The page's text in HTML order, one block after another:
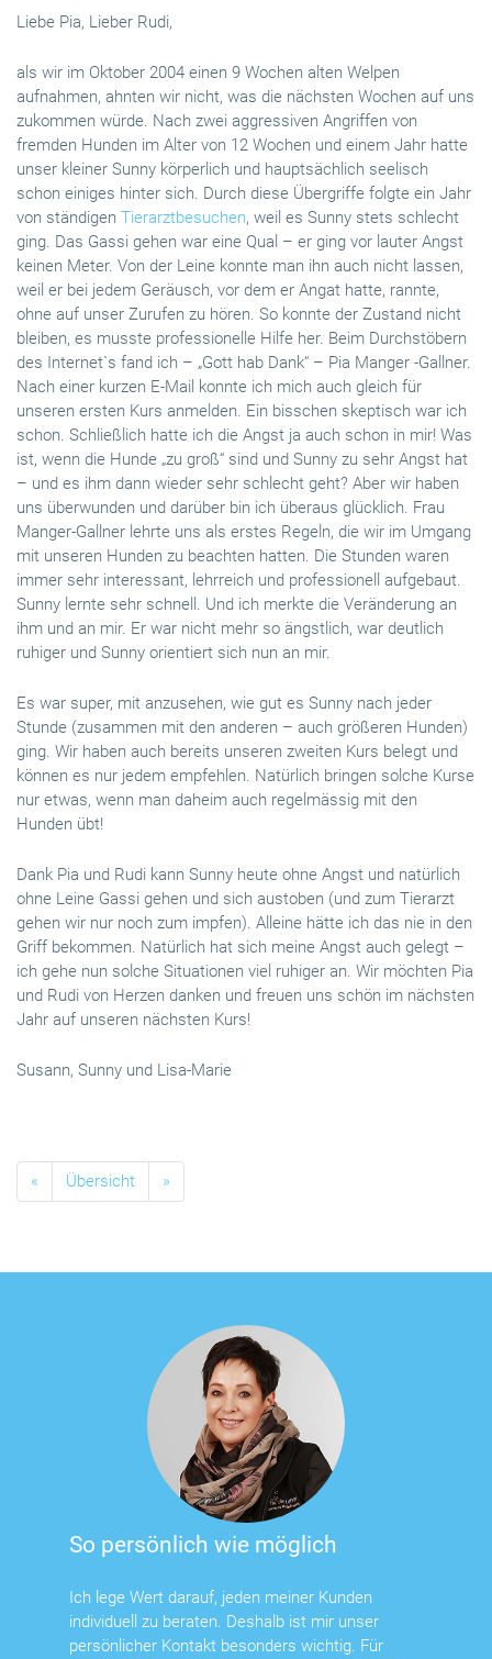
Liebe Pia, Lieber Rudi,
als wir im Oktober 2004 einen 9 Wochen alten Welpen
aufnahmen, ahnten wir nicht, was die nächsten Wochen auf uns
zukommen würde. Nach zwei aggressiven Angriffen von
fremden Hunden im Alter von 12 Wochen und einem Jahr hatte
unser kleiner Sunny körperlich und hauptsächlich seelisch
schon einiges hinter sich. Durch diese Übergriffe folgte ein Jahr
von ständigen Tierarztbesuchen, weil es Sunny stets schlecht
ging. Das Gassi gehen war eine Qual – er ging vor lauter Angst
keinen Meter. Von der Leine konnte man ihn auch nicht lassen,
weil er bei jedem Geräusch, vor dem er Angat hatte, rannte,
ohne auf unser Zurufen zu hören. So konnte der Zustand nicht
bleiben, es musste professionelle Hilfe her. Beim Durchstöbern
des Internet`s fand ich – „Gott hab Dank“ – Pia Manger -Gallner.
Nach einer kurzen E-Mail konnte ich mich auch gleich für
unseren ersten Kurs anmelden. Ein bisschen skeptisch war ich
schon. Schließlich hatte ich die Angst ja auch schon in mir! Was
ist, wenn die Hunde „zu groß“ sind und Sunny zu sehr Angst hat
– und es ihm dann wieder sehr schlecht geht? Aber wir haben
uns überwunden und darüber bin ich überaus glücklich. Frau
Manger-Gallner lehrte uns als erstes Regeln, die wir im Umgang
mit unseren Hunden zu beachten hatten. Die Stunden waren
immer sehr interessant, lehrreich und professionell aufgebaut.
Sunny lernte sehr schnell. Und ich merkte die Veränderung an
ihm und an mir. Er war nicht mehr so ängstlich, war deutlich
ruhiger und Sunny orientiert sich nun an mir.
Es war super, mit anzusehen, wie gut es Sunny nach jeder
Stunde (zusammen mit den anderen – auch größeren Hunden)
ging. Wir haben auch bereits unseren zweiten Kurs belegt und
können es nur jedem empfehlen. Natürlich bringen solche Kurse
nur etwas, wenn man daheim auch regelmässig mit den
Hunden übt!
Dank Pia und Rudi kann Sunny heute ohne Angst und natürlich
ohne Leine Gassi gehen und sich austoben (und zum Tierarzt
gehen wir nur noch zum impfen). Alleine hätte ich das nie in den
Griff bekommen. Natürlich hat sich meine Angst auch gelegt –
ich gehe nun solche Situationen viel ruhiger an. Wir möchten Pia
und Rudi von Herzen danken und freuen uns schön im nächsten
Jahr auf unseren nächsten Kurs!
Susann, Sunny und Lisa-Marie
« Übersicht »
So persönlich wie möglich
Ich lege Wert darauf, jeden meiner Kunden
individuell zu beraten. Deshalb ist mir unser
persönlicher Kontakt besonders wichtig. Für